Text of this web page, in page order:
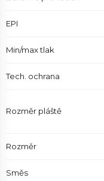
EPI
Min/max tlak
Tech. ochrana
Rozměr pláště
Rozměr
Směs